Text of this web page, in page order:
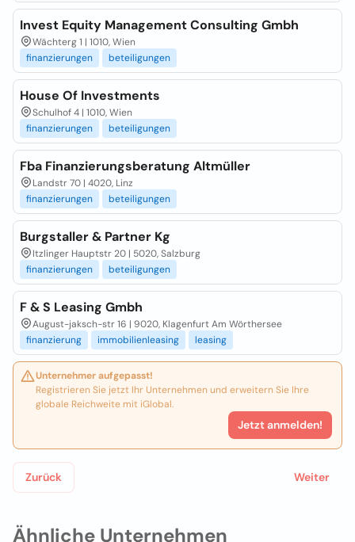
Ähnliche Unternehmen
Invest Equity Management Consulting Gmbh
Wächterg 1 | 1010, Wien
finanzierungen
beteiligungen
House Of Investments
Schulhof 4 | 1010, Wien
finanzierungen
beteiligungen
Fba Finanzierungsberatung Altmüller
Landstr 70 | 4020, Linz
finanzierungen
beteiligungen
Burgstaller & Partner Kg
Itzlinger Hauptstr 20 | 5020, Salzburg
finanzierungen
beteiligungen
F & S Leasing Gmbh
August-jaksch-str 16 | 9020, Klagenfurt Am Wörthersee
finanzierung
immobilienleasing leasing
Unternehmer aufgepasst!
Registrieren Sie jetzt Ihr Unternehmen und erweitern Sie Ihre
globale Reichweite mit iGlobal.
Jetzt anmelden!
Zurück Weiter